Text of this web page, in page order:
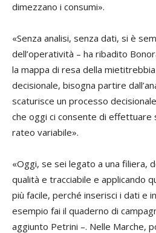
dimezzano i consumi».
«Senza analisi, senza dati, si è
dell’operatività – ha ribadito
la mappa di resa della
decisionale, bisogna partire
scaturisce un processo
che oggi ci consente di effettuare
rateo variabile».
«Oggi, se sei legato a una filiera,
qualità e tracciabile e applicando
più facile, perché inserisci i dati e
esempio fai il quaderno di
aggiunto Petrini –. Nelle Marche,